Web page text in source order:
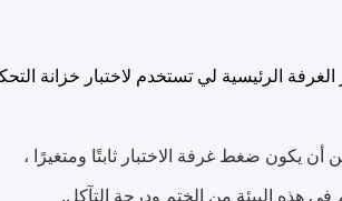
الغرفة الرئيسية لي تستخدم لاختبار خزانة
أن يكون ضغط غرفة الاختبار ثابتًا ومتغيرًا ،
في هذه البيئة من الختم ودرجة التآكل.